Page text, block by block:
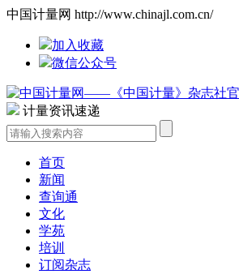
中国计量网 http://www.chinajl.com.cn/
加入收藏
微信公众号
计量资讯速递
首页
新闻
查询通
文化
学苑
培训
订阅杂志